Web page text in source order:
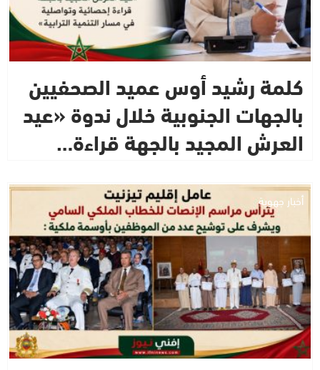
كلمة رشيد أوس عميد الصحفيين
بالجهات الجنوبية خلال ندوة «عيد
العرش المجيد بالجهة قراءة…
أخبار جهوية